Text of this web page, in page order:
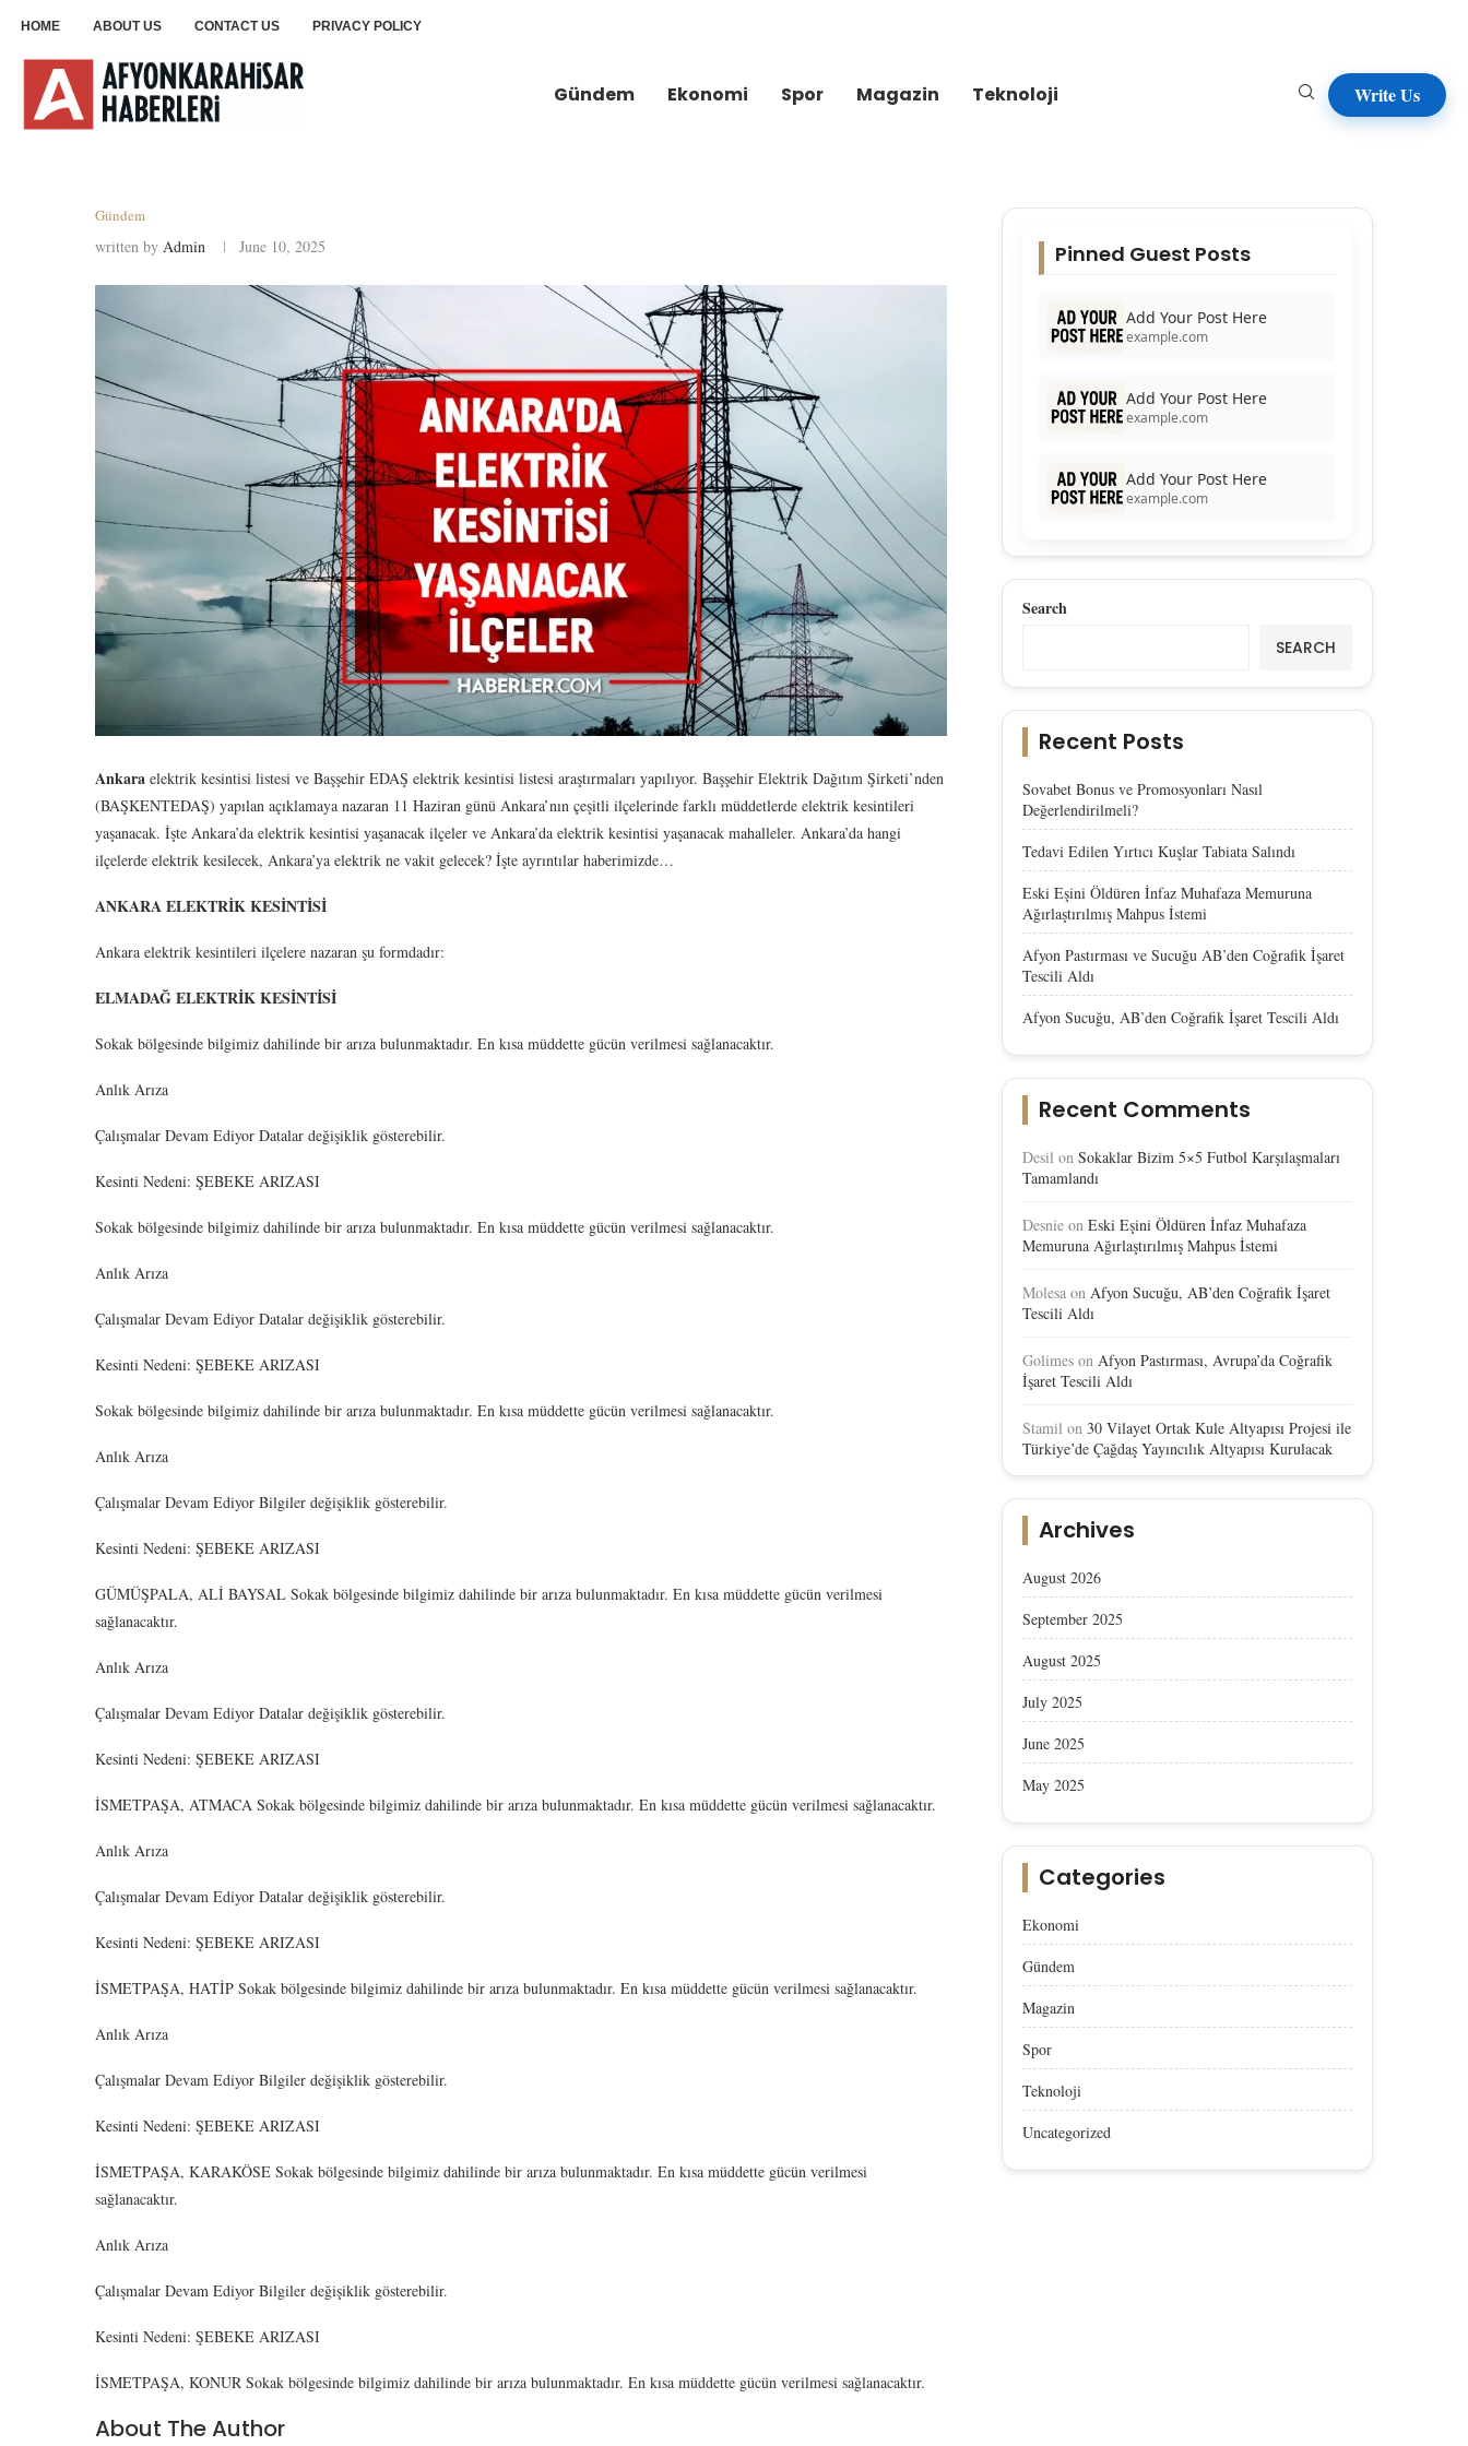
HOME ABOUT US CONTACT US PRIVACY POLICY
Gündem Ekonomi Spor Magazin Teknoloji Write Us
Gündem
written by Admin June 10, 2025
Ankara elektrik kesintisi listesi ve Başşehir EDAŞ elektrik kesintisi listesi araştırmaları yapılıyor. Başşehir Elektrik Dağıtım Şirketi’nden
(BAŞKENTEDAŞ) yapılan açıklamaya nazaran 11 Haziran günü Ankara’nın çeşitli ilçelerinde farklı müddetlerde elektrik kesintileri
yaşanacak. İşte Ankara’da elektrik kesintisi yaşanacak ilçeler ve Ankara’da elektrik kesintisi yaşanacak mahalleler. Ankara’da hangi
ilçelerde elektrik kesilecek, Ankara’ya elektrik ne vakit gelecek? İşte ayrıntılar haberimizde…
ANKARA ELEKTRİK KESİNTİSİ
Ankara elektrik kesintileri ilçelere nazaran şu formdadır:
ELMADAĞ ELEKTRİK KESİNTİSİ
Sokak bölgesinde bilgimiz dahilinde bir arıza bulunmaktadır. En kısa müddette gücün verilmesi sağlanacaktır.
Anlık Arıza
Çalışmalar Devam Ediyor Datalar değişiklik gösterebilir.
Kesinti Nedeni: ŞEBEKE ARIZASI
Sokak bölgesinde bilgimiz dahilinde bir arıza bulunmaktadır. En kısa müddette gücün verilmesi sağlanacaktır.
Anlık Arıza
Çalışmalar Devam Ediyor Datalar değişiklik gösterebilir.
Kesinti Nedeni: ŞEBEKE ARIZASI
Sokak bölgesinde bilgimiz dahilinde bir arıza bulunmaktadır. En kısa müddette gücün verilmesi sağlanacaktır.
Anlık Arıza
Çalışmalar Devam Ediyor Bilgiler değişiklik gösterebilir.
Kesinti Nedeni: ŞEBEKE ARIZASI
GÜMÜŞPALA, ALİ BAYSAL Sokak bölgesinde bilgimiz dahilinde bir arıza bulunmaktadır. En kısa müddette gücün verilmesi
sağlanacaktır.
Anlık Arıza
Çalışmalar Devam Ediyor Datalar değişiklik gösterebilir.
Kesinti Nedeni: ŞEBEKE ARIZASI
İSMETPAŞA, ATMACA Sokak bölgesinde bilgimiz dahilinde bir arıza bulunmaktadır. En kısa müddette gücün verilmesi sağlanacaktır.
Anlık Arıza
Çalışmalar Devam Ediyor Datalar değişiklik gösterebilir.
Kesinti Nedeni: ŞEBEKE ARIZASI
İSMETPAŞA, HATİP Sokak bölgesinde bilgimiz dahilinde bir arıza bulunmaktadır. En kısa müddette gücün verilmesi sağlanacaktır.
Anlık Arıza
Çalışmalar Devam Ediyor Bilgiler değişiklik gösterebilir.
Kesinti Nedeni: ŞEBEKE ARIZASI
İSMETPAŞA, KARAKÖSE Sokak bölgesinde bilgimiz dahilinde bir arıza bulunmaktadır. En kısa müddette gücün verilmesi
sağlanacaktır.
Anlık Arıza
Çalışmalar Devam Ediyor Bilgiler değişiklik gösterebilir.
Kesinti Nedeni: ŞEBEKE ARIZASI
İSMETPAŞA, KONUR Sokak bölgesinde bilgimiz dahilinde bir arıza bulunmaktadır. En kısa müddette gücün verilmesi sağlanacaktır.
About The Author
Pinned Guest Posts
Add Your Post Here
example.com
Add Your Post Here
example.com
Add Your Post Here
example.com
Search
SEARCH
Recent Posts
Sovabet Bonus ve Promosyonları Nasıl
Değerlendirilmeli?
Tedavi Edilen Yırtıcı Kuşlar Tabiata Salındı
Eski Eşini Öldüren İnfaz Muhafaza Memuruna
Ağırlaştırılmış Mahpus İstemi
Afyon Pastırması ve Sucuğu AB’den Coğrafik İşaret
Tescili Aldı
Afyon Sucuğu, AB’den Coğrafik İşaret Tescili Aldı
Recent Comments
Desil on Sokaklar Bizim 5×5 Futbol Karşılaşmaları
Tamamlandı
Desnie on Eski Eşini Öldüren İnfaz Muhafaza
Memuruna Ağırlaştırılmış Mahpus İstemi
Molesa on Afyon Sucuğu, AB’den Coğrafik İşaret
Tescili Aldı
Golimes on Afyon Pastırması, Avrupa’da Coğrafik
İşaret Tescili Aldı
Stamil on 30 Vilayet Ortak Kule Altyapısı Projesi ile
Türkiye’de Çağdaş Yayıncılık Altyapısı Kurulacak
Archives
August 2026
September 2025
August 2025
July 2025
June 2025
May 2025
Categories
Ekonomi
Gündem
Magazin
Spor
Teknoloji
Uncategorized